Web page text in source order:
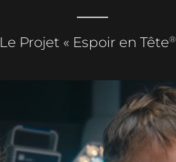
Le Projet « Espoir en Tête®